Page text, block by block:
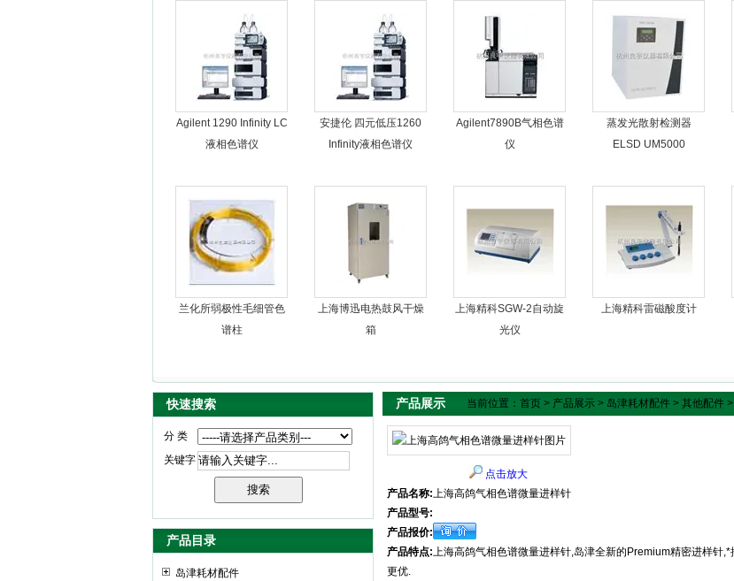
杭州良宇仪器有限公司
Agilent 1290 Infinity LC
液相色谱仪
安捷伦 四元低压1260
Infinity液相色谱仪
Agilent7890B气相色谱
仪
蒸发光散射检测器
ELSD UM5000
兰化所弱极性毛细管色
谱柱
上海博迅电热鼓风干燥
箱
上海精科SGW-2自动旋
光仪
上海精科雷磁酸度计
快速搜索
分 类
关键字
产品目录
岛津耗材配件
产品展示 当前位置： 首页 > 产品展示 > 岛津耗材配件 > 其他配件
点击放大
产品名称:上海高鸽气相色谱微量进样针
产品型号:
产品报价:
产品特点:上海高鸽气相色谱微量进样针,岛津全新的Premium精密进样针
更优.